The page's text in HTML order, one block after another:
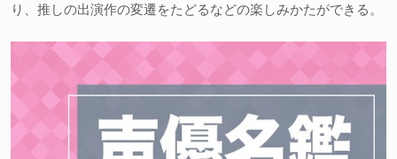
り、推しの出演作の変遷をたどるなどの楽しみかたができる。